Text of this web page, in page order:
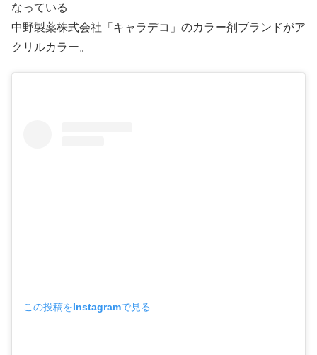
なっている
中野製薬株式会社「キャラデコ」のカラー剤ブランドがア
クリルカラー。
この投稿をInstagramで見る